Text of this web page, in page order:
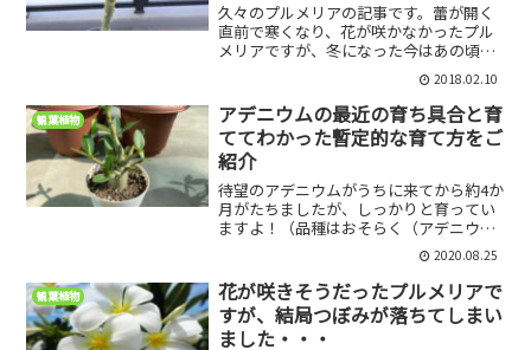
久々のプルメリアの記事です。蕾が開く
直前で寒くなり、花が咲かなかったプル
メリアですが、冬になった今はあの頃と
は大きく姿が変わってしまいました。そ
んな冬のプルメリアの様子と育て方をご
紹介！以前のプルメリア記事はこちら真
冬のプルメリアあんなにも...
2018.02.10
観葉植物
アデニウムの最近の育ち具合と育
ててわかった暫定的な育て方をご
紹介
待望のアデニウムがうちに来てから約4か
月がたちましたが、しっかりと育ってい
ますよ！（品種はおそらく（アデニウ
ム・オベスム」です）あからさまに大き
くはなっていないのですが結構変化があ
ったような、ないような感じで今に至り
ます。ただ実際に育ててみ...
2020.08.25
観葉植物
花が咲きそうだったプルメリアで
すが、結局つぼみが落ちてしまい
ました・・・